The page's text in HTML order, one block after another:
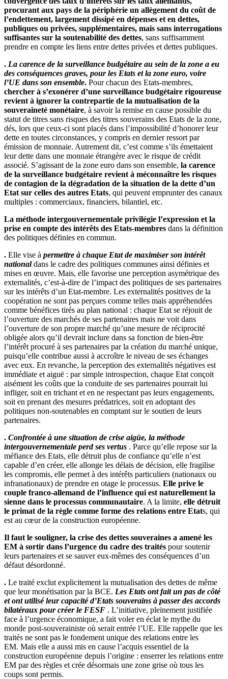
procurant aux pays de la périphérie un allègement du coût de
l’endettement, largement dissipé en dépenses et en dettes,
publiques ou privées, supplémentaires, mais sans interrogations
suffisantes sur la soutenabilité des dettes, sans suffisamment
prendre en compte les liens entre dettes privées et dettes publiques.
. La carence de la surveillance budgétaire au sein de la zone a eu
des conséquences graves, pour les Etats et la zone euro, voire
l’UE dans son ensemble. Pour chacun des Etats-membres,
chercher à s’exonérer d’une surveillance budgétaire rigoureuse
revient à ignorer la contrepartie de la mutualisation de la
souveraineté monétaire, à savoir la remise en cause possible du
statut de titres sans risques des titres souverains des Etats de la zone,
dés, lors que ceux-ci sont placés dans l’impossibilité d’honorer leur
dette en toutes circonstances, y compris en dernier ressort par
émission de monnaie. Autrement dit, c’est comme s’ils émettaient
leur dette dans une monnaie étrangère avec le risque de crédit
associé. S’agissant de la zone euro dans son ensemble, la carence
de la surveillance budgétaire revient à méconnaître les risques
de contagion de la dégradation de la situation de la dette d’un
Etat sur celles des autres Etats, qui peuvent emprunter des canaux
multiples : commerciaux, financiers, bilantiel, etc.
La méthode intergouvernementale privilégie l’expression et la
prise en compte des intérêts des Etats-membres dans la définition
des politiques définies en commun.
. Elle vise à permettre à chaque Etat de maximiser son intérêt
national dans le cadre des politiques communes ainsi définies et
mises en œuvre. Mais, elle favorise une perception asymétrique des
externalités, c’est-à-dire de l’impact des politiques de ses partenaires
sur les intérêts d’un Etat-membre. Les externalités positives de la
coopération ne sont pas perçues comme telles mais appréhendées
comme bénéfices tirés au plan national : chaque Etat se réjouit de
l’ouverture des marchés de ses partenaires mais ne voit dans
l’ouverture de son propre marché qu’une mesure de réciprocité
obligée alors qu’il devrait inclure dans sa fonction de bien-être
l’intérêt procuré à ses partenaires par la création du marché unique,
puisqu’elle contribue aussi à accroître le niveau de ses échanges
avec eux. En revanche, la perception des externalités négatives est
immédiate et aiguë : par simple introspection, chaque Etat conçoit
aisément les coûts que la conduite de ses partenaires pourrait lui
infliger, soit en trichant et en ne respectant pas leurs engagements,
soit en prenant des mesures prédatrices, soit en adoptant des
politiques non-soutenables en comptant sur le soutien de leurs
partenaires.
. Confrontée à une situation de crise aigüe, la méthode
intergouvernementale perd ses vertus . Parce qu’elle repose sur la
méfiance des Etats, elle détruit plus de confiance qu’elle n’est
capable d’en créer, elle allonge les délais de décision, elle fragilise
les compromis, elle permet à des intérêts particuliers (nationaux ou
infranationaux) de prendre en otage le processus. Elle prive le
couple franco-allemand de l’influence qui est naturellement la
sienne dans le processus communautaire. A la limite, elle détruit
le primat de la règle comme forme des relations entre Etats, qui
est au cœur de la construction européenne.
Il faut le souligner, la crise des dettes souveraines a amené les
EM à sortir dans l’urgence du cadre des traités pour soutenir
leurs partenaires et se sauver eux-mêmes des conséquences d’un
défaut désordonné.
. Le traité exclut explicitement la mutualisation des dettes de même
que leur monétisation par la BCE. Les Etats ont fait un pas de côté
et ont utilisé leur capacité d’Etats souverains à passer des accords
bilatéraux pour créer le FESF . L’initiative, pleinement justifiée
face à l’urgence économique, a fait voler en éclat le mythe du
monde post-souverainiste où serait entrée l’UE. Elle rappelle que les
traités ne sont pas le fondement unique des relations entre les
EM. Mais elle a aussi mis en cause l’acquis essentiel de la
construction européenne depuis l’origine : enserrer les relations entre
EM par des règles et crée désormais une zone grise où tous les
coups sont permis.